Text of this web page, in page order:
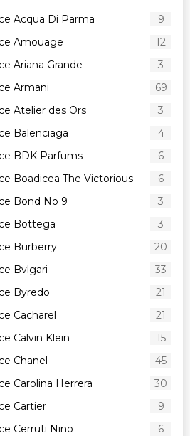
Acqua Di Parma
9
Amouage
12
Ariana Grande
3
Armani
69
Atelier des Ors
3
Balenciaga
4
BDK Parfums
6
Boadicea The Victorious
6
Bond No 9
3
Bottega
3
Burberry
20
Bvlgari
33
Byredo
21
Cacharel
21
Calvin Klein
15
Chanel
45
Carolina Herrera
30
Cartier
9
Cerruti Nino
6